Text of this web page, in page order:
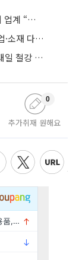
‘한국판 IRA’ 베일 벗었지만…반도체·배터리 업계 “시행령이 관건”
에코프로, 영업익 전년比 102.7%↑…신사업·소재 다각화 박차
日, 한국산 도금강판 덤핑 예비판정…내년 대일 철강 수출 ‘빨간불’
추가취재 원해요
0